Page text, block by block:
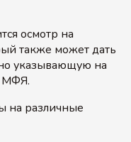
осмотр на
также может дать
указывающую на
МФЯ.
на различные